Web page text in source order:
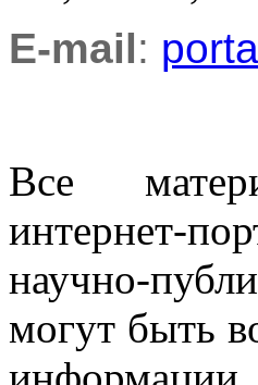
E-mail:
Все
интернет-
научно-
могут быть